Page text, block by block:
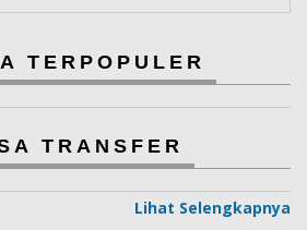
TERPOPULER
TRANSFER
Lihat Selengkapnya